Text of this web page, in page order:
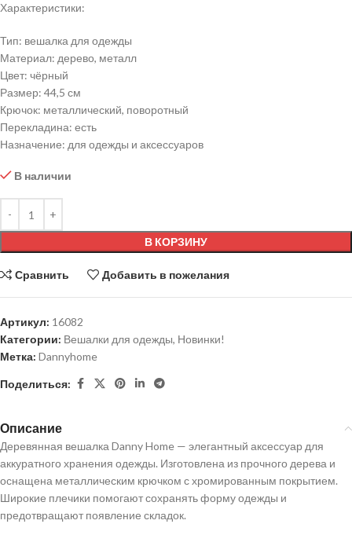
Характеристики:
Тип: вешалка для одежды
Материал: дерево, металл
Цвет: чёрный
Размер: 44,5 см
Крючок: металлический, поворотный
Перекладина: есть
Назначение: для одежды и аксессуаров
В наличии
В КОРЗИНУ
Сравнить Добавить в пожелания
Артикул: 16082
Категории: Вешалки для одежды, Новинки!
Метка: Dannyhome
Поделиться:
Описание
Деревянная вешалка Danny Home — элегантный аксессуар для
аккуратного хранения одежды. Изготовлена из прочного дерева и
оснащена металлическим крючком с хромированным покрытием.
Широкие плечики помогают сохранять форму одежды и
предотвращают появление складок.